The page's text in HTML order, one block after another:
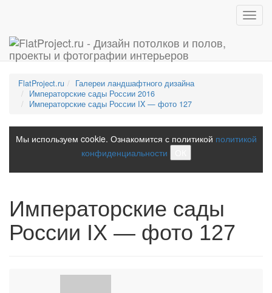
FlatProject.ru
Галереи ландшафтного дизайна
Императорские сады России 2016
Императорские сады России IX — фото 127
Мы используем cookie. Ознакомится с политикой политикой
конфиденциальности
Императорские сады
России IX — фото 127